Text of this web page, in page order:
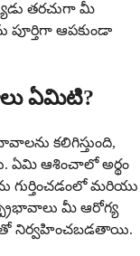
తరచుగా మీ
పూర్తిగా ఆపకుండా
ఏమిటి?
కలిగిస్తుంది,
ఏమి ఆశించాలో అర్థం
గుర్తించడంలో మరియు
మీ ఆరోగ్య
నిర్వహించబడతాయి.